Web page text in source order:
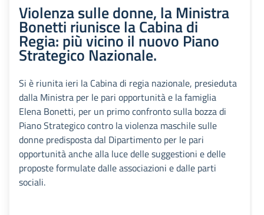
Violenza sulle donne, la Ministra
Bonetti riunisce la Cabina di
Regia: più vicino il nuovo Piano
Strategico Nazionale.
Si è riunita ieri la Cabina di regia nazionale, presieduta
dalla Ministra per le pari opportunità e la famiglia
Elena Bonetti, per un primo confronto sulla bozza di
Piano Strategico contro la violenza maschile sulle
donne predisposta dal Dipartimento per le pari
opportunità anche alla luce delle suggestioni e delle
proposte formulate dalle associazioni e dalle parti
sociali.